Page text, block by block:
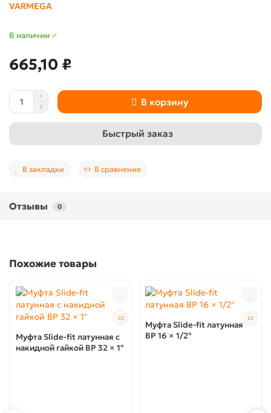
VARMEGA
В наличии ✓
665,10 ₽
В корзину
Быстрый заказ
В закладки В сравнение
Отзывы 0
Похожие товары
Муфта Slide-fit латунная с
накидной гайкой ВР 32 × 1"
Муфта Slide-fit латунная
ВР 16 × 1/2"